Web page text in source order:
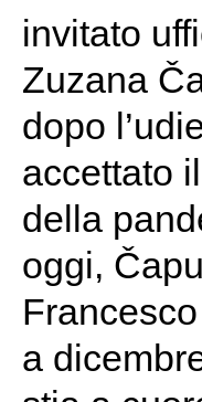
invitato
Zuzana
dopo
accettato
della
oggi,
a